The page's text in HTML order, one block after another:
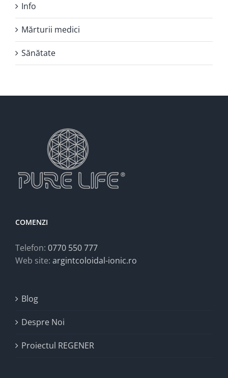
Info
Mărturii medici
Sănătate
COMENZI
Telefon: 0770 550 777
Web site: argintcoloidal-ionic.ro
Blog
Despre Noi
Proiectul REGENER